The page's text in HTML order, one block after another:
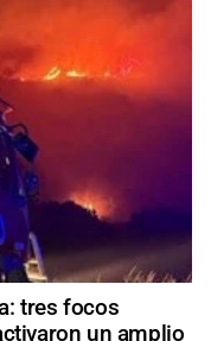
tres focos
un amplio